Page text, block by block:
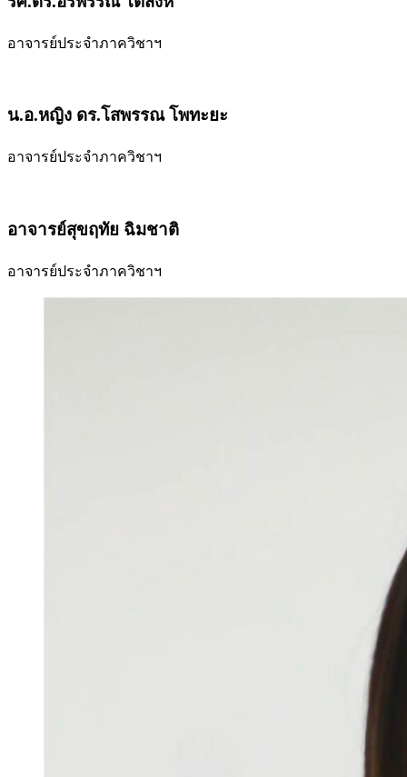
อาจารย์ประจำภาควิชาฯ
น.อ.หญิง ดร.โสพรรณ โพทะยะ
อาจารย์ประจำภาควิชาฯ
อาจารย์สุขฤทัย ฉิมชาติ
อาจารย์ประจำภาควิชาฯ